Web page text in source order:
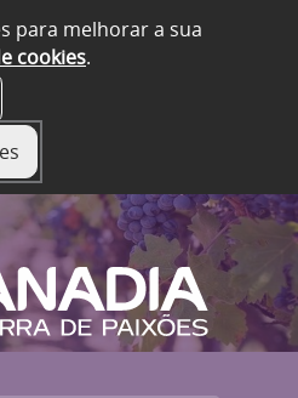
para melhorar a sua
cookies.